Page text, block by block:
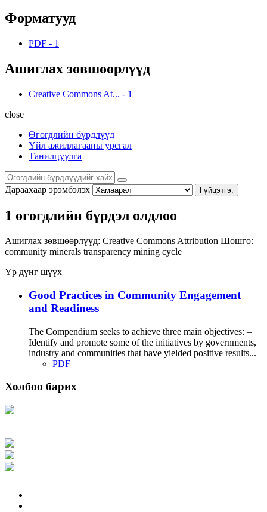
Форматууд
PDF - 1
Ашиглах зөвшөөрлүүд
Creative Commons At... - 1
close
Өгөгдлийн бүрдлүүд
Үйл ажиллагааны урсгал
Танилцуулга
Дараахаар эрэмбэлэх Гүйцэтгэ.
1 өгөгдлийн бүрдэл олдлоо
Ашиглах зөвшөөрлүүд: Creative Commons Attribution Шошго:
community minerals transparency mining cycle
Үр дүнг шүүх
Good Practices in Community Engagement
and Readiness
The Compendium seeks to achieve three main objectives: –
Identify and promote some of the initiatives by governments,
industry and communities that have yielded positive results...
PDF
Холбоо барих